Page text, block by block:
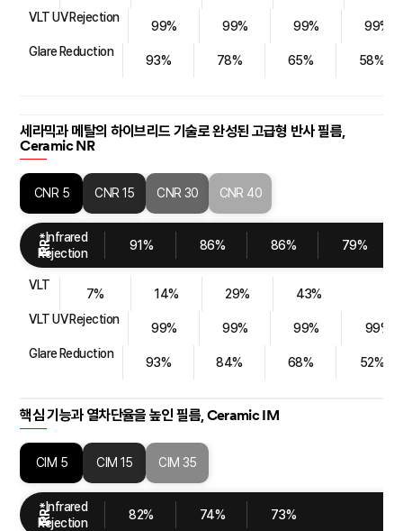
VLT UV Rejection
99% 99% 99%
99%
Glare Reduction
93% 78% 65% 58%
세라믹과 메탈의 하이브리드 기술로 완성된 고급형 반사 필름,
Ceramic NR
CNR 5 CNR 15 CNR 30 CNR 40
IRR*Infrared
Rejection
91% 86% 86% 79%
VLT
7% 14% 29%
43%
VLT UV Rejection
99% 99% 99%
99%
Glare Reduction
93% 84% 68% 52%
핵심 기능과 열차단율을 높인 필름,Ceramic IM
CIM 5 CIM 15 CIM 35
IRR*Infrared
Rejection
82% 74% 73%